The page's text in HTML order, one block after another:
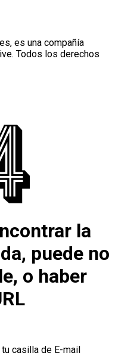
es una compañía
Todos los derechos
la
puede no
o haber
casilla de E-mail